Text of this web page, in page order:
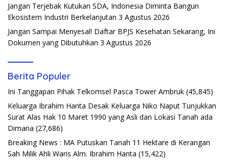
Jangan Terjebak Kutukan SDA, Indonesia Diminta Bangun
Ekosistem Industri Berkelanjutan 3 Agustus 2026
Jangan Sampai Menyesal! Daftar BPJS Kesehatan Sekarang, Ini
Dokumen yang Dibutuhkan 3 Agustus 2026
Berita Populer
Ini Tanggapan Pihak Telkomsel Pasca Tower Ambruk (45,845)
Keluarga Ibrahim Hanta Desak Keluarga Niko Naput Tunjukkan
Surat Alas Hak 10 Maret 1990 yang Asli dan Lokasi Tanah ada
Dimana (27,686)
Breaking News : MA Putuskan Tanah 11 Hektare di Kerangan
Sah Milik Ahli Waris Alm. Ibrahim Hanta (15,422)